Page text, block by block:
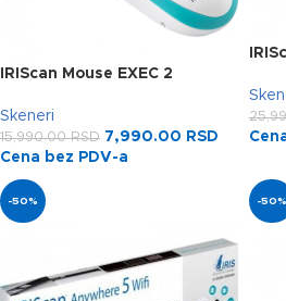
IRIScan Mouse EXEC 2
Skeneri
15,990.00RSD 7,990.00 RSD
Cena bez PDV-a
-50% -50%